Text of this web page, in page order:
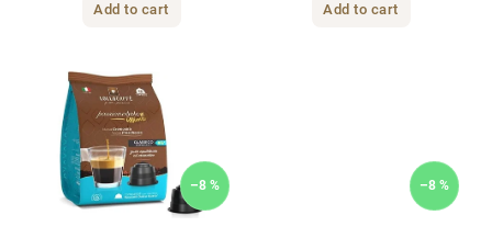
Add to cart Add to cart
–8 % –8 %